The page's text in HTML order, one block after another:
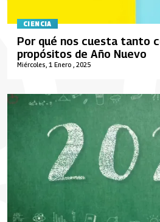
CIENCIA
Miércoles, 1 Enero , 2025
Por qué nos cuesta tanto
propósitos de Año Nuevo